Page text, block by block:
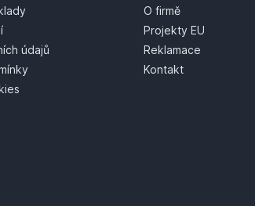
údajů
O firmě
Projekty EU
Reklamace
Kontakt